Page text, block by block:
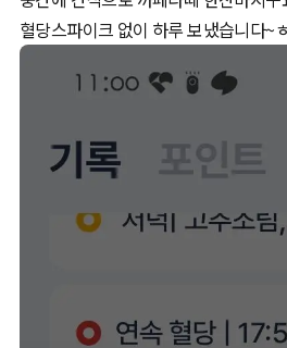
혈당스파이크 없이 하루 보냈습니다~